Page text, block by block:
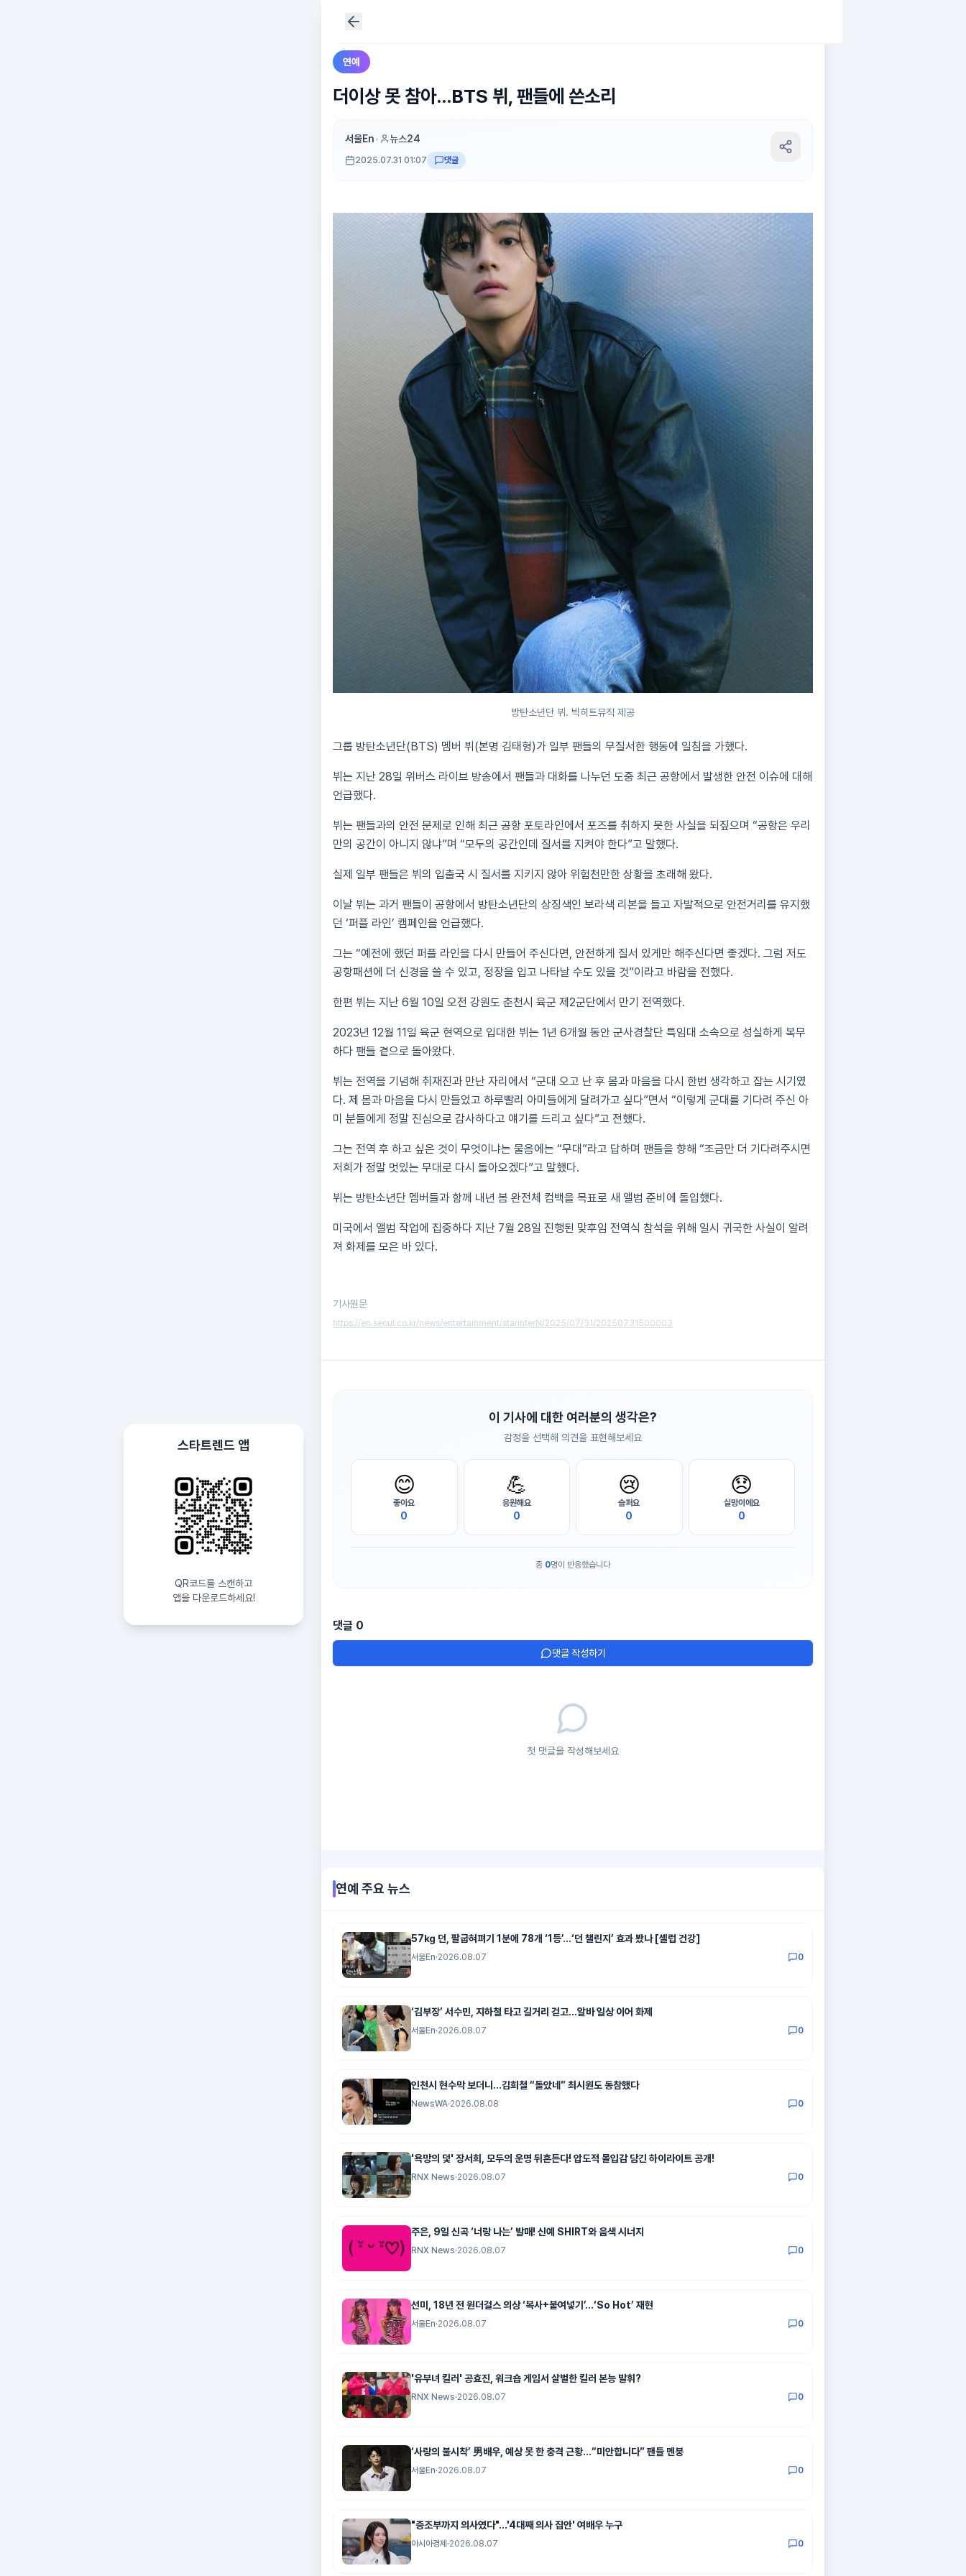
스타트렌드 앱
QR코드를 스캔하고
앱을 다운로드하세요!
연예
더이상 못 참아…BTS 뷔, 팬들에 쓴소리
서울En• 뉴스24
2025.07.31 01:07 댓글
방탄소년단 뷔. 빅히트뮤직 제공
그룹 방탄소년단(BTS) 멤버 뷔(본명 김태형)가 일부 팬들의 무질서한 행동에 일침을 가했다.
뷔는 지난 28일 위버스 라이브 방송에서 팬들과 대화를 나누던 도중 최근 공항에서 발생한 안전 이슈에 대해
언급했다.
뷔는 팬들과의 안전 문제로 인해 최근 공항 포토라인에서 포즈를 취하지 못한 사실을 되짚으며 “공항은 우리
만의 공간이 아니지 않냐”며 “모두의 공간인데 질서를 지켜야 한다”고 말했다.
실제 일부 팬들은 뷔의 입출국 시 질서를 지키지 않아 위험천만한 상황을 초래해 왔다.
이날 뷔는 과거 팬들이 공항에서 방탄소년단의 상징색인 보라색 리본을 들고 자발적으로 안전거리를 유지했
던 ‘퍼플 라인’ 캠페인을 언급했다.
그는 “예전에 했던 퍼플 라인을 다시 만들어 주신다면, 안전하게 질서 있게만 해주신다면 좋겠다. 그럼 저도
공항패션에 더 신경을 쓸 수 있고, 정장을 입고 나타날 수도 있을 것”이라고 바람을 전했다.
한편 뷔는 지난 6월 10일 오전 강원도 춘천시 육군 제2군단에서 만기 전역했다.
2023년 12월 11일 육군 현역으로 입대한 뷔는 1년 6개월 동안 군사경찰단 특임대 소속으로 성실하게 복무
하다 팬들 곁으로 돌아왔다.
뷔는 전역을 기념해 취재진과 만난 자리에서 “군대 오고 난 후 몸과 마음을 다시 한번 생각하고 잡는 시기였
다. 제 몸과 마음을 다시 만들었고 하루빨리 아미들에게 달려가고 싶다”면서 “이렇게 군대를 기다려 주신 아
미 분들에게 정말 진심으로 감사하다고 얘기를 드리고 싶다”고 전했다.
그는 전역 후 하고 싶은 것이 무엇이냐는 물음에는 “무대”라고 답하며 팬들을 향해 “조금만 더 기다려주시면
저희가 정말 멋있는 무대로 다시 돌아오겠다”고 말했다.
뷔는 방탄소년단 멤버들과 함께 내년 봄 완전체 컴백을 목표로 새 앨범 준비에 돌입했다.
미국에서 앨범 작업에 집중하다 지난 7월 28일 진행된 맞후임 전역식 참석을 위해 일시 귀국한 사실이 알려
져 화제를 모은 바 있다.
기사원문
https://en.seoul.co.kr/news/entertainment/starinterN/2025/07/31/20250731500003
이 기사에 대한 여러분의 생각은?
감정을 선택해 의견을 표현해보세요
😊
좋아요
0
💪
응원해요
0
😢
슬퍼요
0
😞
실망이에요
0
총 0명이 반응했습니다
댓글 0
댓글 작성하기
첫 댓글을 작성해보세요
연예 주요 뉴스
57㎏ 던, 팔굽혀펴기 1분에 78개 ‘1등’…‘던 챌린지’ 효과 봤나 [셀럽 건강]
서울En·2026.08.07 0
‘김부장’ 서수민, 지하철 타고 길거리 걷고…알바 일상 이어 화제
서울En·2026.08.07 0
인천시 현수막 보더니…김희철 “돌았네” 최시원도 동참했다
NewsWA·2026.08.08 0
'욕망의 덫' 장서희, 모두의 운명 뒤흔든다! 압도적 몰입감 담긴 하이라이트 공개!
RNX News·2026.08.07 0
주은, 9일 신곡 ‘너랑 나는’ 발매! 신예 SHIRT와 음색 시너지
RNX News·2026.08.07 0
선미, 18년 전 원더걸스 의상 ‘복사+붙여넣기’…‘So Hot’ 재현
서울En·2026.08.07 0
'유부녀 킬러' 공효진, 워크숍 게임서 살벌한 킬러 본능 발휘?
RNX News·2026.08.07 0
‘사랑의 불시착’ 男배우, 예상 못 한 충격 근황…“미안합니다” 팬들 멘붕
서울En·2026.08.07 0
"증조부까지 의사였다"…'4대째 의사 집안' 여배우 누구
아시아경제 ·2026.08.07 0